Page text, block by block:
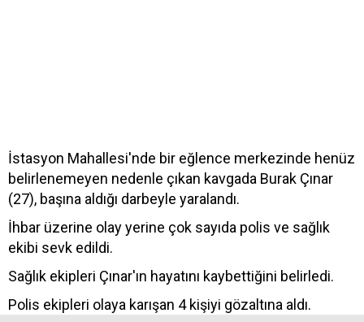
İstasyon Mahallesi'nde bir eğlence merkezinde henüz
belirlenemeyen nedenle çıkan kavgada Burak Çınar
(27), başına aldığı darbeyle yaralandı.
İhbar üzerine olay yerine çok sayıda polis ve sağlık
ekibi sevk edildi.
Sağlık ekipleri Çınar'ın hayatını kaybettiğini belirledi.
Polis ekipleri olaya karışan 4 kişiyi gözaltına aldı.